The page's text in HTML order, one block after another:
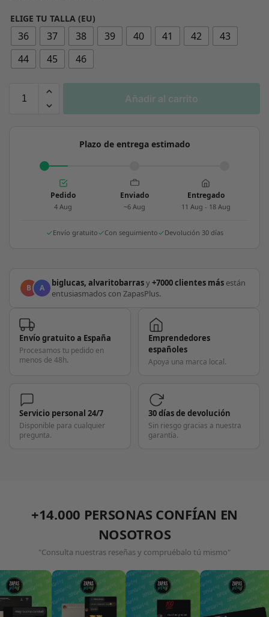
ELIGE TU TALLA (EU)
36 37 38 39 40 41 42
43
44
45 46
Añadir al carrito
Plazo de entrega estimado
Pedido
4 Aug
Enviado
~6 Aug
Entregado
11 Aug - 18 Aug
Envío gratuito Con seguimiento Devolución 30 días
B A biglucas, alvaritobarrasy+7000 clientes más están
entusiasmados con ZapasPlus.
Envío gratuito a España
Procesamos tu pedido en
menos de 48h.
Emprendedores
españoles
Apoya una marca local.
Servicio personal 24/7
Disponible para cualquier
pregunta.
30 días de devolución
Sin riesgo gracias a nuestra
garantía.
+14.000 PERSONAS CONFÍAN EN
NOSOTROS
"Consulta nuestras reseñas y compruébalo tú mismo"